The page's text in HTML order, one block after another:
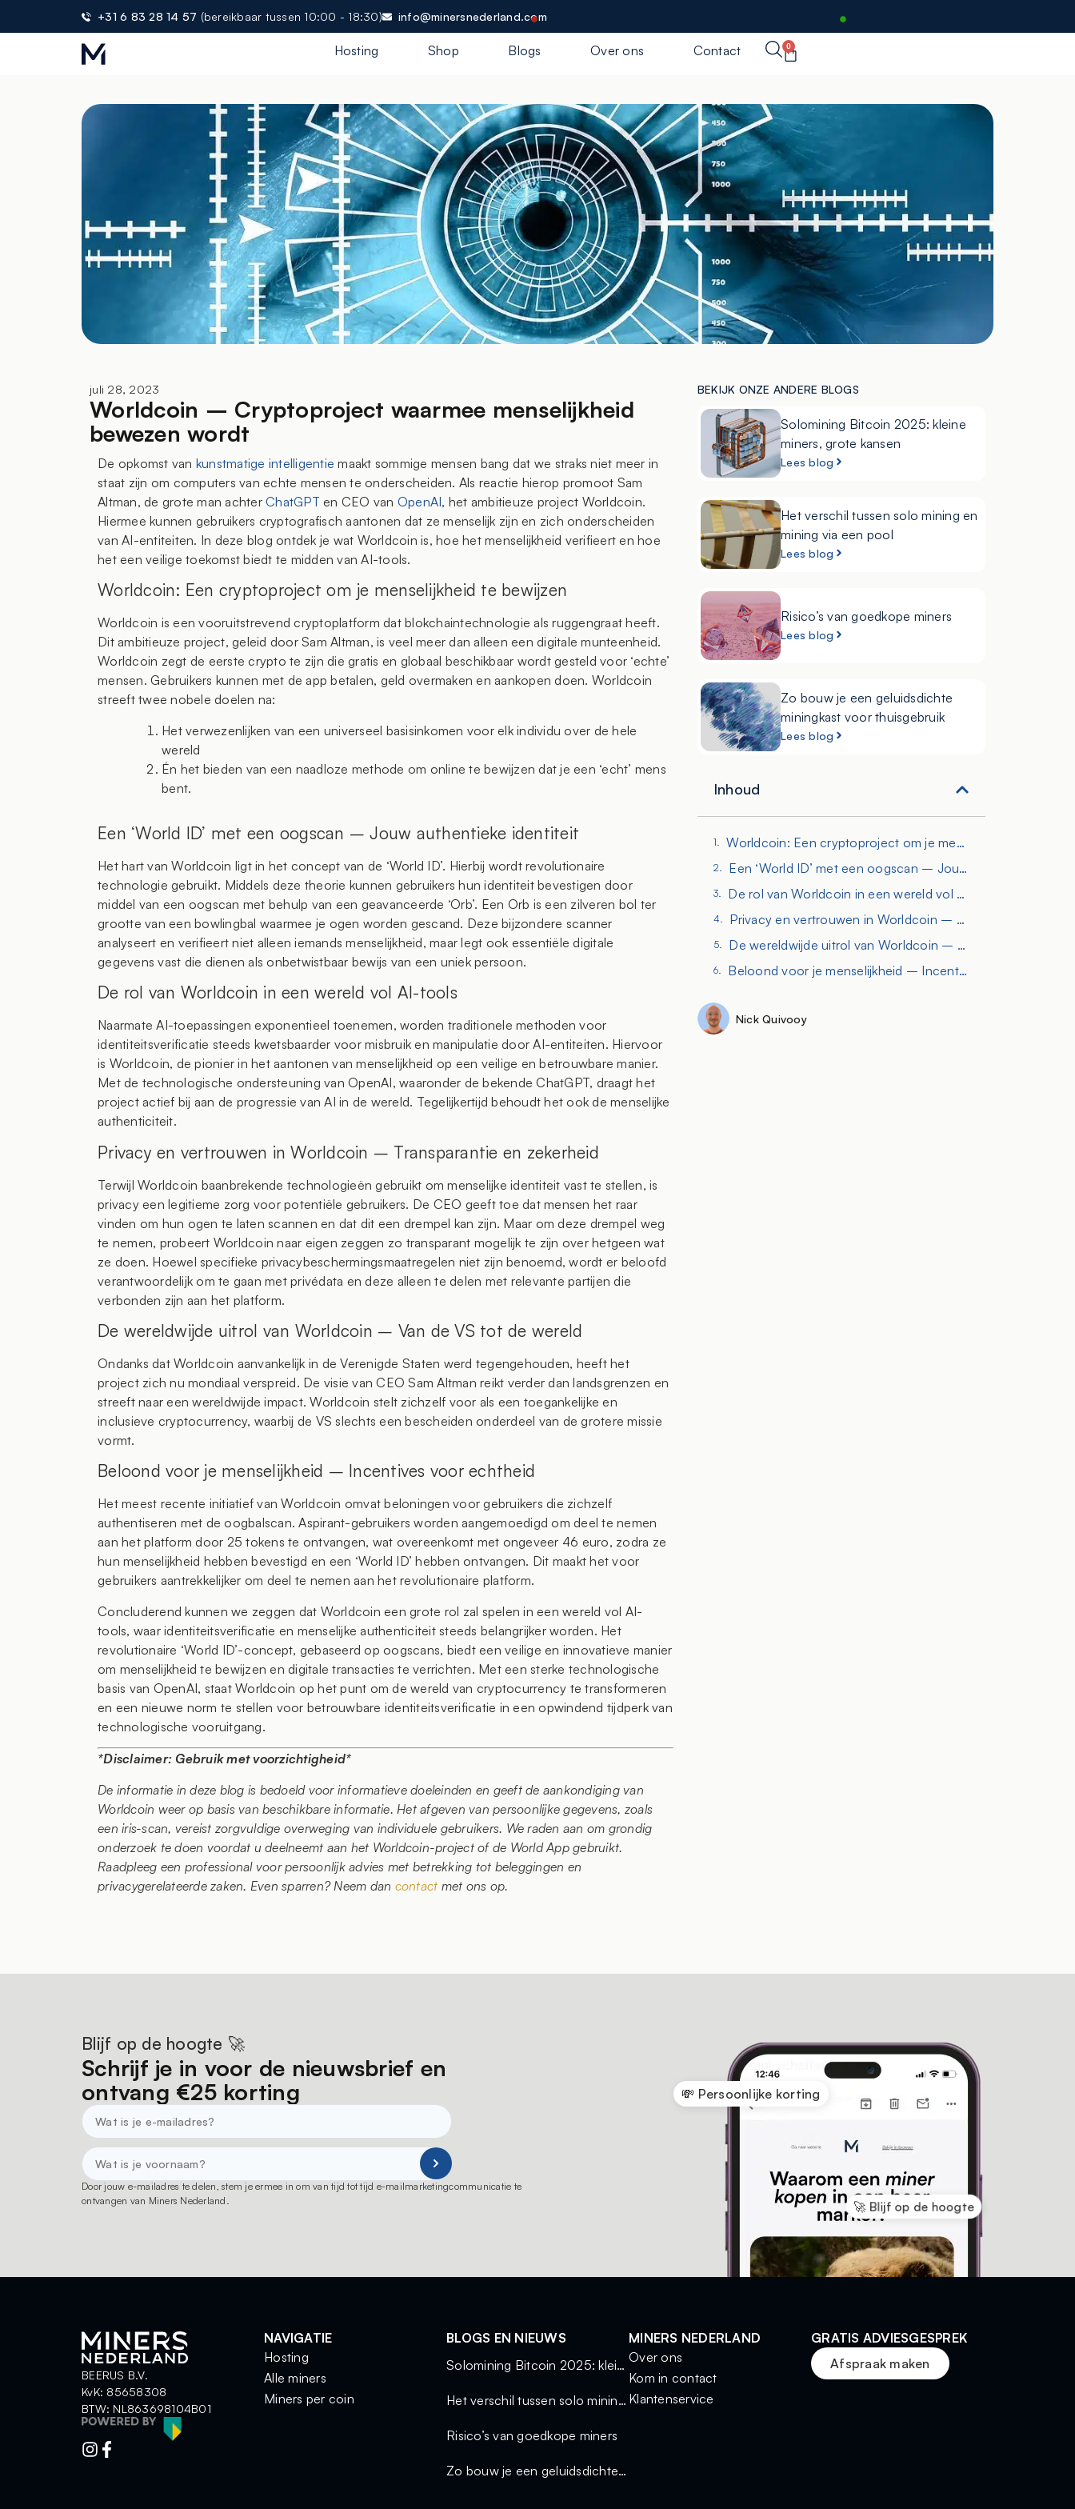
+31 6 83 28 14 57 (bereikbaar tussen 10:00 - 18:30) info@minersnederland.com
Hosting Shop Blogs Over ons Contact 0
juli 28, 2023
Worldcoin – Cryptoproject waarmee menselijkheid
bewezen wordt
De opkomst van kunstmatige intelligentie maakt sommige mensen bang dat we straks niet meer in
staat zijn om computers van echte mensen te onderscheiden. Als reactie hierop promoot Sam
Altman, de grote man achter ChatGPT en CEO van OpenAI, het ambitieuze project Worldcoin.
Hiermee kunnen gebruikers cryptografisch aantonen dat ze menselijk zijn en zich onderscheiden
van AI-entiteiten. In deze blog ontdek je wat Worldcoin is, hoe het menselijkheid verifieert en hoe
het een veilige toekomst biedt te midden van AI-tools.
Worldcoin: Een cryptoproject om je menselijkheid te bewijzen
Worldcoin is een vooruitstrevend cryptoplatform dat blokchaintechnologie als ruggengraat heeft.
Dit ambitieuze project, geleid door Sam Altman, is veel meer dan alleen een digitale munteenheid.
Worldcoin zegt de eerste crypto te zijn die gratis en globaal beschikbaar wordt gesteld voor ‘echte’
mensen. Gebruikers kunnen met de app betalen, geld overmaken en aankopen doen. Worldcoin
streeft twee nobele doelen na:
Het verwezenlijken van een universeel basisinkomen voor elk individu over de hele
wereld
Én het bieden van een naadloze methode om online te bewijzen dat je een ‘echt’ mens
bent.
Een ‘World ID’ met een oogscan – Jouw authentieke identiteit
Het hart van Worldcoin ligt in het concept van de ‘World ID’. Hierbij wordt revolutionaire
technologie gebruikt. Middels deze theorie kunnen gebruikers hun identiteit bevestigen door
middel van een oogscan met behulp van een geavanceerde ‘Orb’. Een Orb is een zilveren bol ter
grootte van een bowlingbal waarmee je ogen worden gescand. Deze bijzondere scanner
analyseert en verifieert niet alleen iemands menselijkheid, maar legt ook essentiële digitale
gegevens vast die dienen als onbetwistbaar bewijs van een uniek persoon.
De rol van Worldcoin in een wereld vol AI-tools
Naarmate AI-toepassingen exponentieel toenemen, worden traditionele methoden voor
identiteitsverificatie steeds kwetsbaarder voor misbruik en manipulatie door AI-entiteiten. Hiervoor
is Worldcoin, de pionier in het aantonen van menselijkheid op een veilige en betrouwbare manier.
Met de technologische ondersteuning van OpenAI, waaronder de bekende ChatGPT, draagt het
project actief bij aan de progressie van AI in de wereld. Tegelijkertijd behoudt het ook de menselijke
authenticiteit.
Privacy en vertrouwen in Worldcoin – Transparantie en zekerheid
Terwijl Worldcoin baanbrekende technologieën gebruikt om menselijke identiteit vast te stellen, is
privacy een legitieme zorg voor potentiële gebruikers. De CEO geeft toe dat mensen het raar
vinden om hun ogen te laten scannen en dat dit een drempel kan zijn. Maar om deze drempel weg
te nemen, probeert Worldcoin naar eigen zeggen zo transparant mogelijk te zijn over hetgeen wat
ze doen. Hoewel specifieke privacybeschermingsmaatregelen niet zijn benoemd, wordt er beloofd
verantwoordelijk om te gaan met privédata en deze alleen te delen met relevante partijen die
verbonden zijn aan het platform.
De wereldwijde uitrol van Worldcoin – Van de VS tot de wereld
Ondanks dat Worldcoin aanvankelijk in de Verenigde Staten werd tegengehouden, heeft het
project zich nu mondiaal verspreid. De visie van CEO Sam Altman reikt verder dan landsgrenzen en
streeft naar een wereldwijde impact. Worldcoin stelt zichzelf voor als een toegankelijke en
inclusieve cryptocurrency, waarbij de VS slechts een bescheiden onderdeel van de grotere missie
vormt.
Beloond voor je menselijkheid – Incentives voor echtheid
Het meest recente initiatief van Worldcoin omvat beloningen voor gebruikers die zichzelf
authentiseren met de oogbalscan. Aspirant-gebruikers worden aangemoedigd om deel te nemen
aan het platform door 25 tokens te ontvangen, wat overeenkomt met ongeveer 46 euro, zodra ze
hun menselijkheid hebben bevestigd en een ‘World ID’ hebben ontvangen. Dit maakt het voor
gebruikers aantrekkelijker om deel te nemen aan het revolutionaire platform.
Concluderend kunnen we zeggen dat Worldcoin een grote rol zal spelen in een wereld vol AI-
tools, waar identiteitsverificatie en menselijke authenticiteit steeds belangrijker worden. Het
revolutionaire ‘World ID’-concept, gebaseerd op oogscans, biedt een veilige en innovatieve manier
om menselijkheid te bewijzen en digitale transacties te verrichten. Met een sterke technologische
basis van OpenAI, staat Worldcoin op het punt om de wereld van cryptocurrency te transformeren
en een nieuwe norm te stellen voor betrouwbare identiteitsverificatie in een opwindend tijdperk van
technologische vooruitgang.
*Disclaimer: Gebruik met voorzichtigheid*
De informatie in deze blog is bedoeld voor informatieve doeleinden en geeft de aankondiging van
Worldcoin weer op basis van beschikbare informatie. Het afgeven van persoonlijke gegevens, zoals
een iris-scan, vereist zorgvuldige overweging van individuele gebruikers. We raden aan om grondig
onderzoek te doen voordat u deelneemt aan het Worldcoin-project of de World App gebruikt.
Raadpleeg een professional voor persoonlijk advies met betrekking tot beleggingen en
privacygerelateerde zaken. Even sparren? Neem dan contact met ons op.
BEKIJK ONZE ANDERE BLOGS
Solomining Bitcoin 2025: kleine
miners, grote kansen
Lees blog
Het verschil tussen solo mining en
mining via een pool
Lees blog
Risico’s van goedkope miners
Lees blog
Zo bouw je een geluidsdichte
miningkast voor thuisgebruik
Lees blog
Inhoud
Worldcoin: Een cryptoproject om je menselijkheid te bewijzen
Een ‘World ID’ met een oogscan – Jouw authentieke identiteit
De rol van Worldcoin in een wereld vol AI-tools
Privacy en vertrouwen in Worldcoin – Transparantie en zekerheid
De wereldwijde uitrol van Worldcoin – Van de VS tot de wereld
Beloond voor je menselijkheid – Incentives voor echtheid
Nick Quivooy
Blijf op de hoogte 🚀
Schrijf je in voor de nieuwsbrief en
ontvang €25 korting
Door jouw e-mailadres te delen, stem je ermee in om van tijd tot tijd e-mailmarketingcommunicatie te
ontvangen van Miners Nederland.
💸 Persoonlijke korting
🚀 Blijf op de hoogte
BEERUS B.V.
KvK: 85658308
BTW: NL863698104B01
NAVIGATIE
Hosting
Alle miners
Miners per coin
BLOGS EN NIEUWS
Solomining Bitcoin 2025: kleine miners, grote kansen
Het verschil tussen solo mining en mining via een pool
Risico’s van goedkope miners
Zo bouw je een geluidsdichte miningkast voor thuisgebruik
MINERS NEDERLAND
Over ons
Kom in contact
Klantenservice
GRATIS ADVIESGESPREK
Afspraak maken